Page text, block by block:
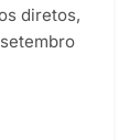
diretos,